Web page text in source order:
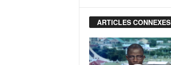
ARTICLES CONNEXES